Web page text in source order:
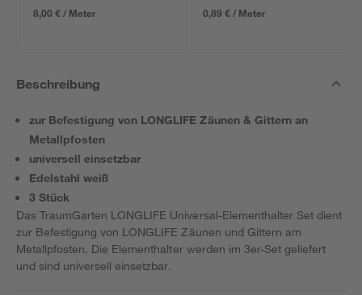
8,00 € / Meter 0,89 € / Meter
Beschreibung
zur Befestigung von LONGLIFE Zäunen & Gittern an
Metallpfosten
universell einsetzbar
Edelstahl weiß
3 Stück
Das TraumGarten LONGLIFE Universal-Elementhalter Set dient
zur Befestigung von LONGLIFE Zäunen und Gittern am
Metallpfosten. Die Elementhalter werden im 3er-Set geliefert
und sind universell einsetzbar.